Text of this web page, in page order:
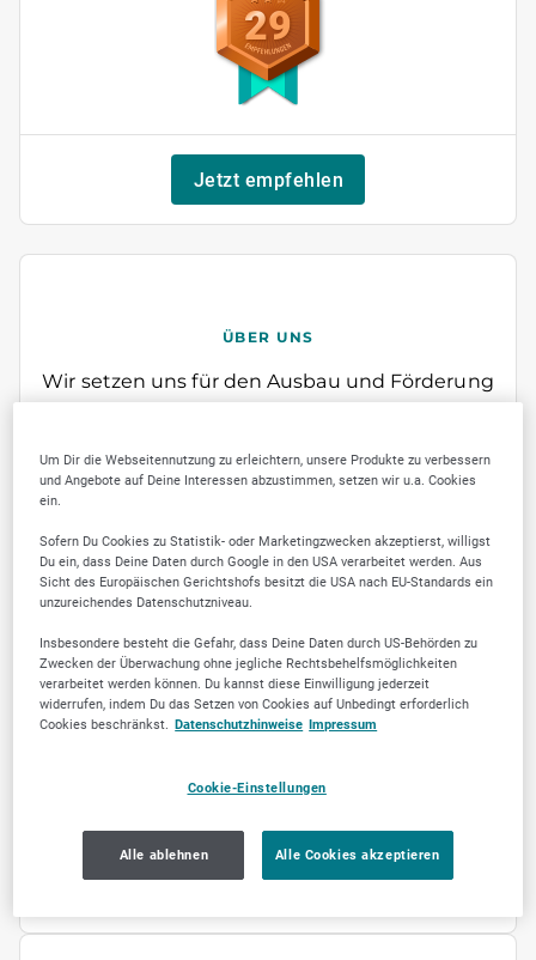
29
Jetzt empfehlen
ÜBER UNS
Wir setzen uns für den Ausbau und Förderung
Spektrum umfasst neben dem Bereich der
Photovoltaik die allgemeine Elektroinstallation
aus einer Hand - Beratung, Planung,
Ausführung, Service.
Um Dir die Webseitennutzung zu erleichtern, unsere Produkte zu verbessern
und Angebote auf Deine Interessen abzustimmen, setzen wir u.a. Cookies
ein.
Sofern Du Cookies zu Statistik- oder Marketingzwecken akzeptierst, willigst
Du ein, dass Deine Daten durch Google in den USA verarbeitet werden. Aus
Sicht des Europäischen Gerichtshofs besitzt die USA nach EU-Standards ein
unzureichendes Datenschutzniveau.
Insbesondere besteht die Gefahr, dass Deine Daten durch US-Behörden zu
Zwecken der Überwachung ohne jegliche Rechtsbehelfsmöglichkeiten
verarbeitet werden können. Du kannst diese Einwilligung jederzeit
widerrufen, indem Du das Setzen von Cookies auf Unbedingt erforderlich
Cookies beschränkst. Datenschutzhinweise Impressum
Cookie-Einstellungen
Alle ablehnen Alle Cookies akzeptieren